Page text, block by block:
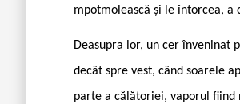
mpotmolească și le întorcea, a
Deasupra lor, un cer înveninat
decât spre vest, când soarele
parte a călătoriei, vaporul fiind